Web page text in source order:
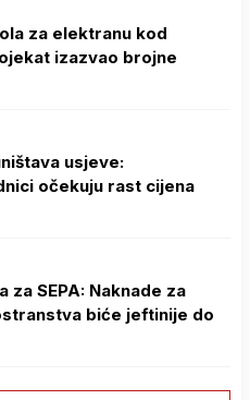
za elektranu kod
izazvao brojne
usjeve:
očekuju rast cijena
za SEPA: Naknade za
biće jeftinije do